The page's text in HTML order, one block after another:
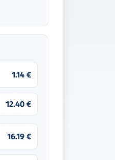
1.14 €
12.40 €
16.19 €